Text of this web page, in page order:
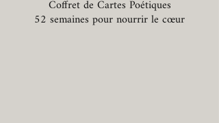
Coffret de Cartes Poétiques
52 semaines pour nourrir le cœur